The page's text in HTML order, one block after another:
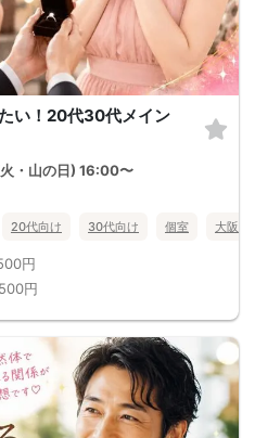
い！20代30代メイン
・山の日) 16:00〜
20代向け 30代向け 個室 大阪府
円
円